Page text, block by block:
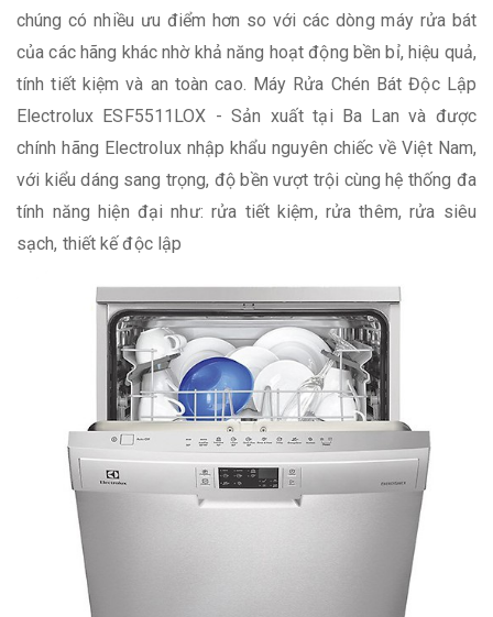
chúng có nhiều ưu điểm hơn so với các dòng máy rửa bát
của các hãng khác nhờ khả năng hoạt động bền bỉ, hiệu quả,
tính tiết kiệm và an toàn cao. Máy Rửa Chén Bát Độc Lập
Electrolux ESF5511LOX - Sản xuất tại Ba Lan và được
chính hãng Electrolux nhập khẩu nguyên chiếc về Việt Nam,
với kiểu dáng sang trọng, độ bền vượt trội cùng hệ thống đa
tính năng hiện đại như: rửa tiết kiệm, rửa thêm, rửa siêu
sạch, thiết kế độc lập